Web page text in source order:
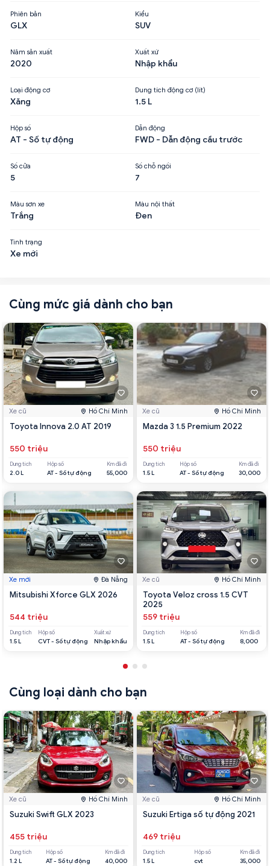
Phiên bản
GLX
Kiểu
SUV
Năm sản xuất
2020
Xuất xứ
Nhập khẩu
Loại động cơ
Xăng
Dung tích động cơ (lít)
1.5 L
Hộp số
AT - Số tự động
Dẫn động
FWD - Dẫn động cầu trước
Số cửa
5
Số chỗ ngồi
7
Màu sơn xe
Trắng
Màu nội thất
Đen
Tình trạng
Xe mới
Cùng mức giá dành cho bạn
Xe cũ Hồ Chí Minh
Toyota Innova 2.0 AT 2019
550 triệu
Dung tích
2.0 L
Hộp số
AT - Số tự động
Km đã đi
55,000
Xe mới Đà Nẵng
Mitsubishi Xforce GLX 2026
544 triệu
Dung tích
1.5 L
Hộp số
CVT - Số tự động
Xuất xứ
Nhập khẩu
Xe cũ Hồ Chí Minh
Mazda 3 1.5 Premium 2022
550 triệu
Dung tích
1.5 L
Hộp số
AT - Số tự động
Km đã đi
30,000
Xe cũ Hồ Chí Minh
Toyota Veloz cross 1.5 CVT
2025
559 triệu
Dung tích
1.5 L
Hộp số
AT - Số tự động
Km đã đi
8,000
Cùng loại dành cho bạn
Xe cũ Hồ Chí Minh
Suzuki Swift GLX 2023
455 triệu
Dung tích
1.2 L
Hộp số
AT - Số tự động
Km đã đi
40,000
Xe cũ Hồ Chí Minh
Suzuki Ertiga số tự động 2021
469 triệu
Dung tích
1.5 L
Hộp số
cvt
Km đã đi
35,000